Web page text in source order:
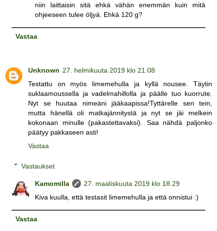
niin laittaisin sitä ehkä vähän enemmän kuin mitä
ohjeeseen tulee öljyä. Ehkä 120 g?
Vastaa
Unknown 27. helmikuuta 2019 klo 21.08
Testattu on myös limemehulla ja kyllä nousee. Täytin
suklaamoussella ja vadelmahillolla ja päälle tuo kuorrute.
Nyt se huutaa nimeäni jääkaapissa!Tyttärelle sen tein,
mutta hänellä oli matkajännitystä ja nyt se jäi melkein
kokonaan minulle (pakastettavaksi). Saa nähdä paljonko
päätyy pakkaseen asti!
Vastaa
Vastaukset
Kamomilla
27. maaliskuuta 2019 klo 18.29
Kiva kuulla, että testasit limemehulla ja että onnistui :)
Vastaa